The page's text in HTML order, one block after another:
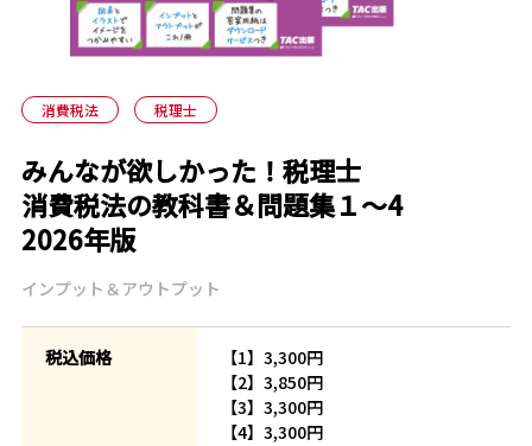
消費税法 税理士
みんなが欲しかった！税理士
消費税法の教科書＆問題集１～4
2026年版
インプット＆アウトプット
税込価格
【1】3,300円
【2】3,850円
【3】3,300円
【4】3,300円